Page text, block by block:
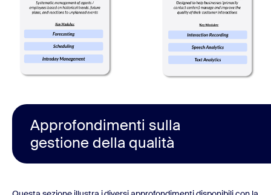
Approfondimenti sulla
gestione della qualità